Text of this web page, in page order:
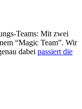
Teams: Mit zwei
“Magic Team”. Wir
dabei passiert die